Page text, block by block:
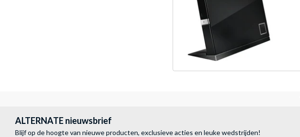
ALTERNATE nieuwsbrief
Blijf op de hoogte van nieuwe producten, exclusieve acties en leuke wedstrijden!